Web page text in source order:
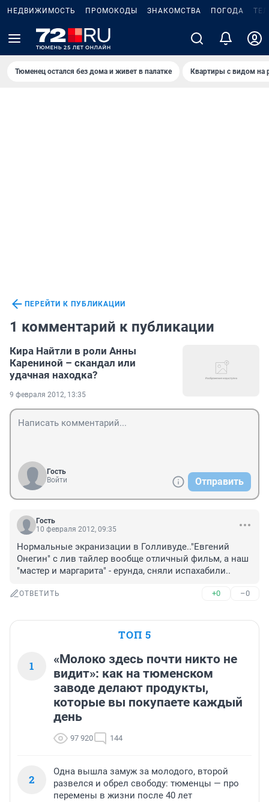
НЕДВИЖИМОСТЬ ПРОМОКОДЫ ЗНАКОМСТВА ПОГОДА
Тюменец остался без дома и живет в палатке Квартиры с видом на
ПЕРЕЙТИ К ПУБЛИКАЦИИ
1 комментарий к публикации
Кира Найтли в роли Анны
Карениной – скандал или
удачная находка?
9 февраля 2012, 13:35
Гость
Войти
Отправить
Гость
10 февраля 2012, 09:35
Нормальные экранизации в Голливуде.."Евгений
Онегин" с лив тайлер вообще отличный фильм, а наш
"мастер и маргарита" - ерунда, сняли испахабили..
ОТВЕТИТЬ +0 –0
ТОП 5
1
«Молоко здесь почти никто не
видит»: как на тюменском
заводе делают продукты,
которые вы покупаете каждый
день
97 920 144
2
Одна вышла замуж за молодого, второй
развелся и обрел свободу: тюменцы — про
перемены в жизни после 40 лет